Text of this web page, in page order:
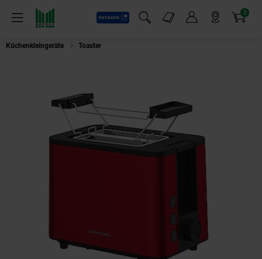
Menü
Payback
Suchfeld einblenden
Markt-Angebote 0
Artikel
Küchenkleingeräte Toaster